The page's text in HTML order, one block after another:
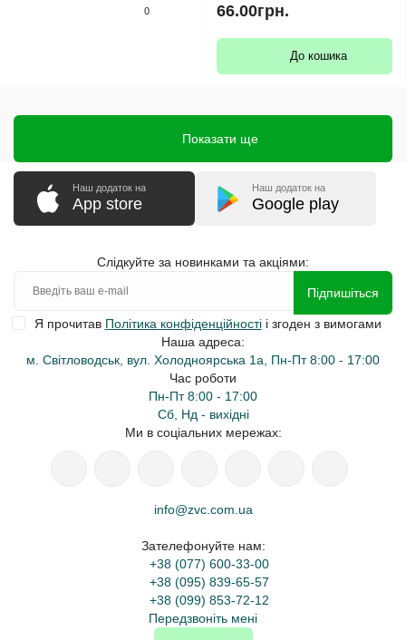
0 66.00грн.
До кошика
Показати ще
Наш додаток на
App store
Наш додаток на
Google play
Слідкуйте за новинками та акціями:
Підпишіться
Я прочитав Політика конфіденційностіі згоден з вимогами
Наша адреса:
м. Світловодськ, вул. Холодноярська 1а, Пн-Пт 8:00 - 17:00
Час роботи
Пн-Пт 8:00 - 17:00
Сб, Нд - вихідні
Ми в соціальних мережах:
info@zvc.com.ua
Зателефонуйте нам:
+38 (077) 600-33-00
+38 (095) 839-65-57
+38 (099) 853-72-12
Передзвоніть мені